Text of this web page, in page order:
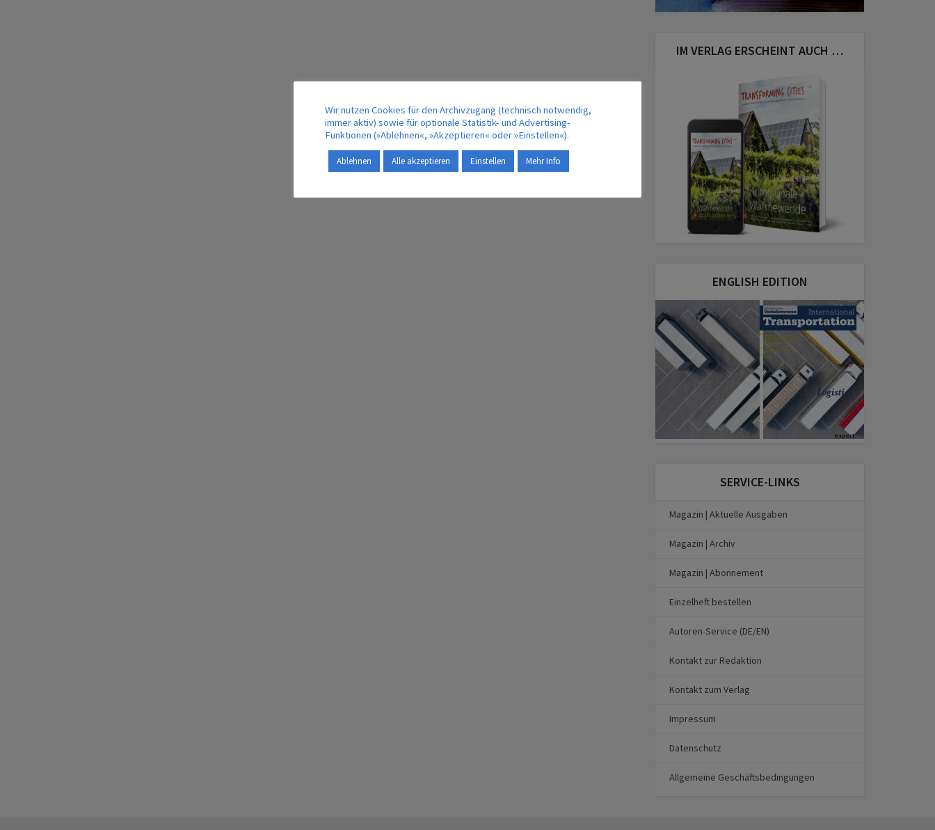
IM VERLAG ERSCHEINT AUCH …
ENGLISH EDITION
SERVICE-LINKS
Magazin | Aktuelle Ausgaben
Magazin | Archiv
Magazin | Abonnement
Einzelheft bestellen
Autoren-Service (DE/EN)
Kontakt zur Redaktion
Kontakt zum Verlag
Impressum
Datenschutz
Allgemeine Geschäftsbedingungen
Wir nutzen Cookies für den Archivzugang (technisch notwendig,
immer aktiv) sowie für optionale Statistik- und Advertising-
Funktionen (»Ablehnen«, »Akzeptieren« oder »Einstellen«).
Ablehnen Alle akzeptieren Einstellen Mehr Info